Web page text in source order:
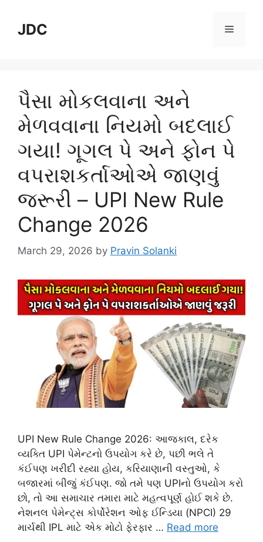
content
JDC Menu
પૈસા મોકલવાના અને
મેળવવાના નિયમો બદલાઈ
ગયા! ગૂગલ પે અને ફોન પે
વપરાશકર્તાઓએ જાણવું
જરૂરી – UPI New Rule
Change 2026
March 29, 2026 by Pravin Solanki
UPI New Rule Change 2026: આજકાલ, દરેક
વ્યક્તિ UPI પેમેન્ટનો ઉપયોગ કરે છે, પછી ભલે તે
કંઈપણ ખરીદી રહ્યા હોય, કરિયાણાની વસ્તુઓ, કે
બજારમાં બીજું કંઈપણ. જો તમે પણ UPIનો ઉપયોગ કરો
છો, તો આ સમાચાર તમારા માટે મહત્વપૂર્ણ હોઈ શકે છે.
નેશનલ પેમેન્ટ્સ કોર્પોરેશન ઓફ ઈન્ડિયા (NPCI) 29
માર્ચથી IPL માટે એક મોટો ફેરફાર … Read more